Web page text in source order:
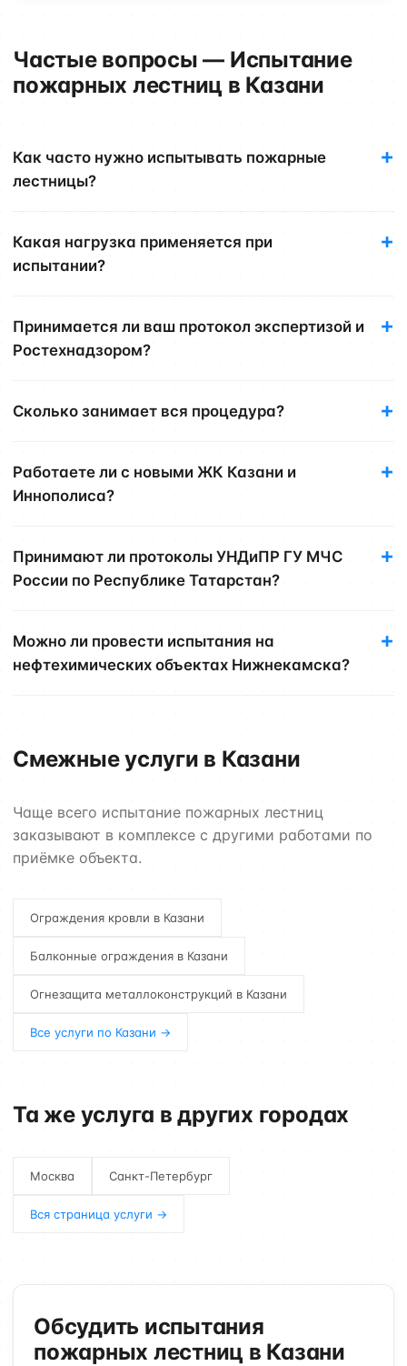
Частые вопросы — Испытание
пожарных лестниц в Казани
Как часто нужно испытывать пожарные
лестницы?
Какая нагрузка применяется при
испытании?
Принимается ли ваш протокол экспертизой и
Ростехнадзором?
Сколько занимает вся процедура?
Работаете ли с новыми ЖК Казани и
Иннополиса?
Принимают ли протоколы УНДиПР ГУ МЧС
России по Республике Татарстан?
Можно ли провести испытания на
нефтехимических объектах Нижнекамска?
Смежные услуги в Казани
Чаще всего испытание пожарных лестниц
заказывают в комплексе с другими работами по
приёмке объекта.
Ограждения кровли в Казани
Балконные ограждения в Казани
Огнезащита металлоконструкций в Казани
Все услуги по Казани →
Та же услуга в других городах
Москва Санкт-Петербург
Вся страница услуги →
Обсудить испытания
пожарных лестниц в Казани